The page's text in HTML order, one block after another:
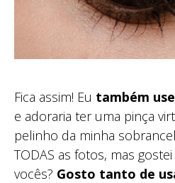
Fica assim! Eu também
e adoraria ter uma pinça
pelinho da minha
TODAS as fotos, mas
vocês? Gosto tanto de